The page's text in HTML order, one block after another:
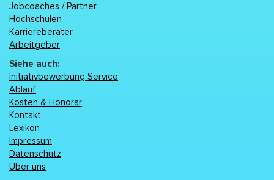
Jobcoaches / Partner
Hochschulen
Karriereberater
Arbeitgeber
Siehe auch:
Initiativbewerbung Service
Ablauf
Kosten & Honorar
Kontakt
Lexikon
Impressum
Datenschutz
Über uns